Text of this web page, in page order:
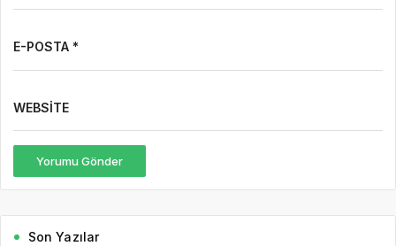
E-POSTA *
WEBSITE
Yorumu Gönder
Son Yazılar